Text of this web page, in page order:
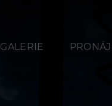
GALERIE